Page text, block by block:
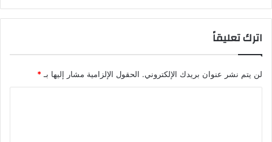
اترك تعليقاً
لن يتم نشر عنوان بريدك الإلكتروني. الحقول الإلزامية مشار إليها بـ *